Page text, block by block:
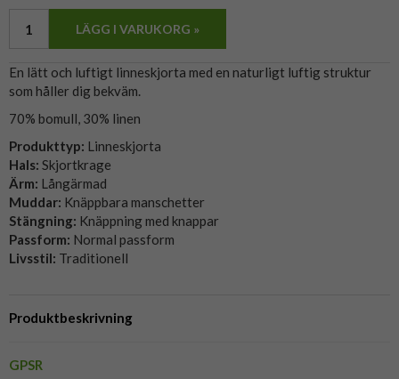
LÄGG I VARUKORG »
Produktbeskrivning
GPSR
En lätt och luftigt linneskjorta med en naturligt luftig struktur
som håller dig bekväm.
70% bomull, 30% linen
Produkttyp: Linneskjorta
Hals: Skjortkrage
Ärm: Långärmad
Muddar: Knäppbara manschetter
Stängning: Knäppning med knappar
Passform: Normal passform
Livsstil: Traditionell